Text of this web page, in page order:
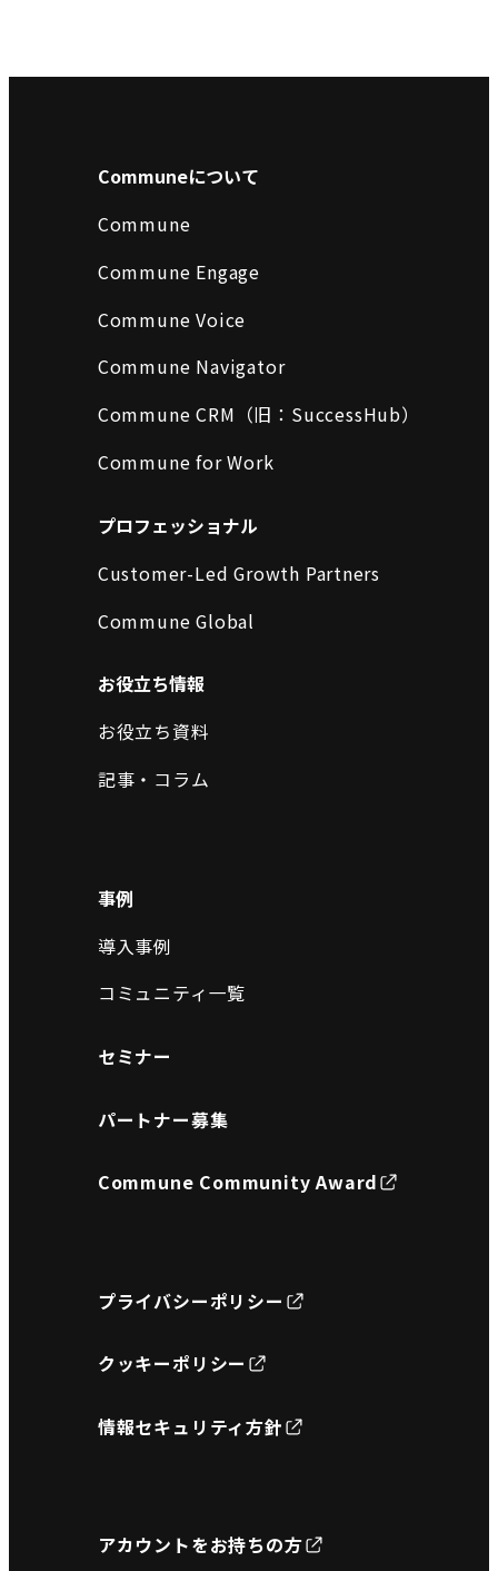
Communeについて
Commune
Commune Engage
Commune Voice
Commune Navigator
Commune CRM（旧：SuccessHub）
Commune for Work
プロフェッショナル
Customer-Led Growth Partners
Commune Global
お役立ち情報
お役立ち資料
記事・コラム
事例
導入事例
コミュニティ一覧
セミナー
パートナー募集
Commune Community Award
プライバシーポリシー
クッキーポリシー
情報セキュリティ方針
アカウントをお持ちの方